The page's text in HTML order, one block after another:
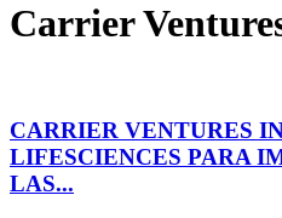
Carrier
CARRIER VENTURES
LIFESCIENCES PARA
LAS...